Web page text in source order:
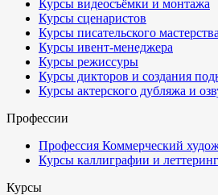
Курсы видеосъёмки и монтажа
Курсы сценаристов
Курсы писательского мастерства
Курсы ивент-менеджера
Курсы режиссуры
Курсы дикторов и создания
Курсы актерского дубляжа и
Профессии
Профессия Коммерческий
Курсы каллиграфии и
Курсы